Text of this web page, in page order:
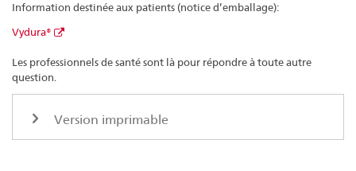
Information destinée aux patients (notice d’emballage):
Vydura®
Les professionnels de santé sont là pour répondre à toute autre
question.
Version imprimable